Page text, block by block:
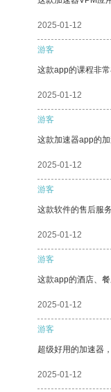
2025-01-12
游客
这款app的课程非
2025-01-12
游客
这款加速器app的
2025-01-12
游客
这款软件的售后服
2025-01-12
游客
这款app的酒店、
2025-01-12
游客
超级好用的加速器
2025-01-12